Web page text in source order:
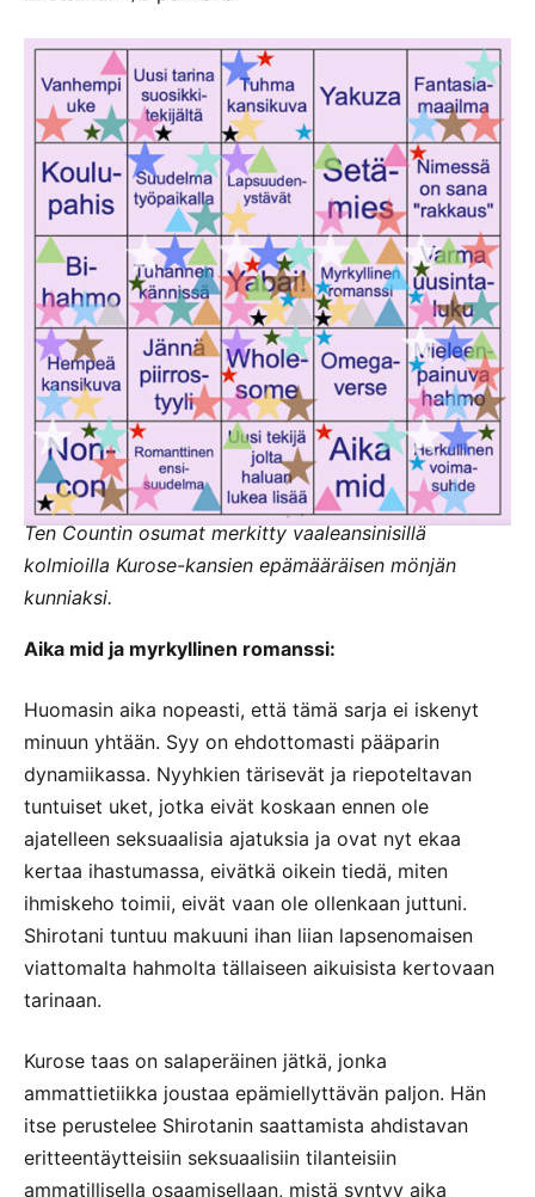
Ten Countin osumat merkitty vaaleansinisillä
kolmioilla Kurose-kansien epämääräisen mönjän
kunniaksi.
Aika mid ja myrkyllinen romanssi:
Huomasin aika nopeasti, että tämä sarja ei iskenyt
minuun yhtään. Syy on ehdottomasti pääparin
dynamiikassa. Nyyhkien tärisevät ja riepoteltavan
tuntuiset uket, jotka eivät koskaan ennen ole
ajatelleen seksuaalisia ajatuksia ja ovat nyt ekaa
kertaa ihastumassa, eivätkä oikein tiedä, miten
ihmiskeho toimii, eivät vaan ole ollenkaan juttuni.
Shirotani tuntuu makuuni ihan liian lapsenomaisen
viattomalta hahmolta tällaiseen aikuisista kertovaan
tarinaan.
Kurose taas on salaperäinen jätkä, jonka
ammattietiikka joustaa epämiellyttävän paljon. Hän
itse perustelee Shirotanin saattamista ahdistavan
eritteentäytteisiin seksuaalisiin tilanteisiin
ammatillisella osaamisellaan, mistä syntyy aika